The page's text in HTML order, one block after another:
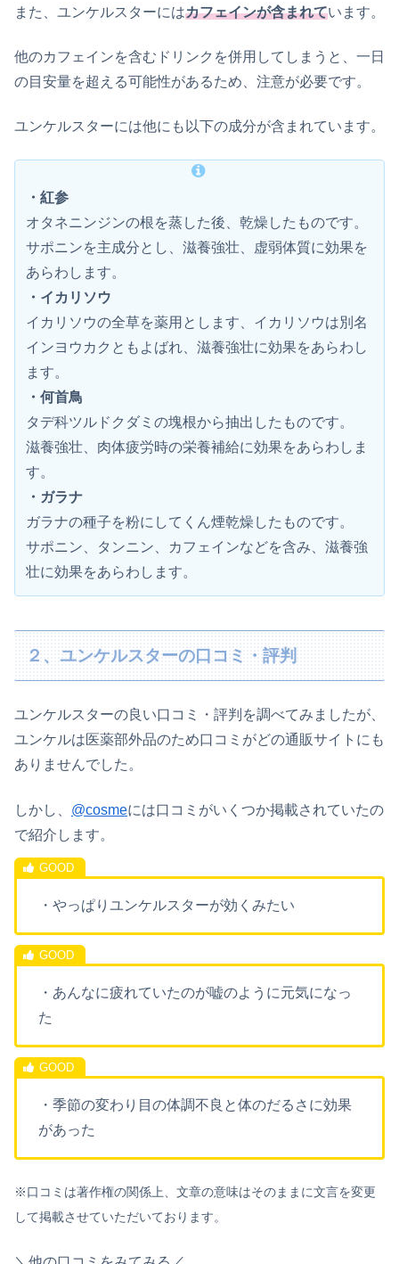
また、ユンケルスターにはカフェインが含まれています。
他のカフェインを含むドリンクを併用してしまうと、一日
の目安量を超える可能性があるため、注意が必要です。
ユンケルスターには他にも以下の成分が含まれています。
・紅参
オタネニンジンの根を蒸した後、乾燥したものです。
サポニンを主成分とし、滋養強壮、虚弱体質に効果を
あらわします。
・イカリソウ
イカリソウの全草を薬用とします、イカリソウは別名
インヨウカクともよばれ、滋養強壮に効果をあらわし
ます。
・何首鳥
タデ科ツルドクダミの塊根から抽出したものです。
滋養強壮、肉体疲労時の栄養補給に効果をあらわしま
す。
・ガラナ
ガラナの種子を粉にしてくん煙乾燥したものです。
サポニン、タンニン、カフェインなどを含み、滋養強
壮に効果をあらわします。
２、ユンケルスターの口コミ・評判
ユンケルスターの良い口コミ・評判を調べてみましたが、
ユンケルは医薬部外品のため口コミがどの通販サイトにも
ありませんでした。
しかし、 @cosmeには口コミがいくつか掲載されていたの
で紹介します。
・やっぱりユンケルスターが効くみたい
・あんなに疲れていたのが嘘のように元気になっ
た
・季節の変わり目の体調不良と体のだるさに効果
があった
※口コミは著作権の関係上、文章の意味はそのままに文言を変更
して掲載させていただいております。